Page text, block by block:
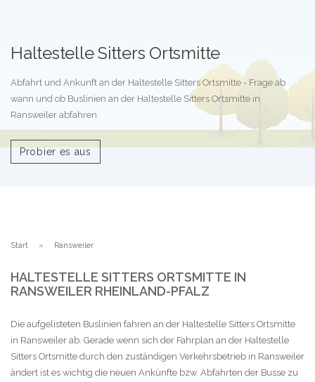
Haltestelle Sitters Ortsmitte
Abfahrt und Ankunft an der Haltestelle Sitters Ortsmitte - Frage ab
wann und ob Buslinien an der Haltestelle Sitters Ortsmitte in
Ransweiler abfahren.
Probier es aus
Start Ransweiler
HALTESTELLE SITTERS ORTSMITTE IN
RANSWEILER RHEINLAND-PFALZ
Die aufgelisteten Buslinien fahren an der Haltestelle Sitters Ortsmitte
in Ransweiler ab. Gerade wenn sich der Fahrplan an der Haltestelle
Sitters Ortsmitte durch den zuständigen Verkehrsbetrieb in Ransweiler
ändert ist es wichtig die neuen Ankünfte bzw. Abfahrten der Busse zu